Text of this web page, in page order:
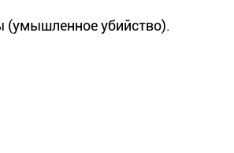
(умышленное убийство).